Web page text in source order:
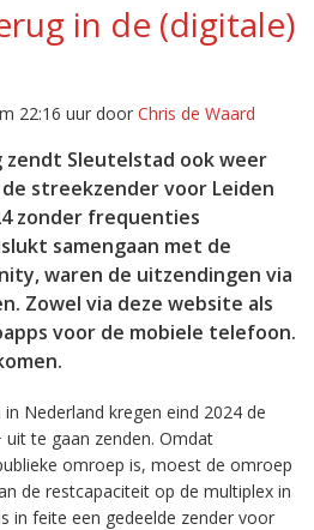
in de (digitale)
22:16 uur door Chris de Waard
zendt Sleutelstad ook weer
streekzender voor Leiden
zonder frequenties
samengaan met de
waren de uitzendingen via
Zowel via deze website als
voor de mobiele telefoon.
Nederland kregen eind 2024 de
te gaan zenden. Omdat
omroep is, moest de omroep
de restcapaciteit op de multiplex in
in feite een gedeelde zender voor